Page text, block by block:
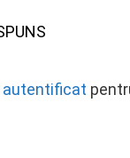
autentificat